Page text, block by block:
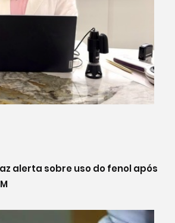
alerta sobre uso do fenol após